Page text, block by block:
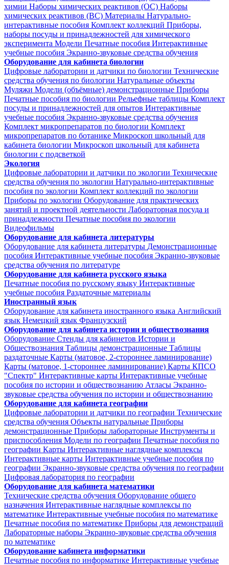
химии Наборы химических реактивов (ОС) Наборы
химических реактивов (ВС) Материалы Натурально-
интерактивные пособия Комплект коллекций Приборы,
наборы посуды и принадлежностей для химического
эксперимента Модели Печатные пособия Интерактивные
учебные пособия Экранно-звуковые средства обучения
Оборудование для кабинета биологии
Цифровые лаборатории и датчики по биологии Технические
средства обучения по биологии Натуральные объекты
Муляжи Модели (объёмные) демонстрационные Приборы
Печатные пособия по биологии Рельефные таблицы Комплект
посуды и принадлежностей для опытов Интерактивные
учебные пособия Экранно-звуковые средства обучения
Комплект микропрепаратов по биологии Комплект
микропрепаратов по ботанике Микроскоп школьный для
кабинета биологии Микроскоп школьный для кабинета
биологии с подсветкой
Экология
Цифровые лаборатории и датчики по экологии Технические
средства обучения по экологии Натурально-интерактивные
пособия по экологии Комплект коллекций по экологии
Приборы по экологии Оборудование для практических
занятий и проектной деятельности Лабораторная посуда и
принадлежности Печатные пособия по экологии
Видеофильмы
Оборудование для кабинета литературы
Оборудование для кабинета литературы Демонстрационные
пособия Интерактивные учебные пособия Экранно-звуковые
средства обучения по литературе
Оборудование для кабинета русского языка
Печатные пособия по русскому языку Интерактивные
учебные пособия Раздаточные материалы
Иностранный язык
Оборудование для кабинета иностранного языка Английский
язык Немецкий язык Французский
Оборудование для кабинета истории и обществознания
Оборудование Стенды для кабинетов Истории и
Обществознания Таблицы демонстрационные Таблицы
раздаточные Карты (матовое, 2-стороннее ламинирование)
Карты (матовое, 1-стороннее ламинирование) Карты КПСО
"Спектр" Интерактивные карты Интерактивные учебные
пособия по истории и обществознанию Атласы Экранно-
звуковые средства обучения по истории и обществознанию
Оборудование для кабинета географии
Цифровые лаборатории и датчики по географии Технические
средства обучения Объекты натуральные Приборы
демонстрационные Приборы лабораторные Инструменты и
приспособления Модели по географии Печатные пособия по
географии Карты Интерактивные наглядные комплексы
Интерактивные карты Интерактивные учебные пособия по
географии Экранно-звуковые средства обучения по географии
Цифровая лаборатория по географии
Оборудование для кабинета математики
Технические средства обучения Оборудование общего
назначения Интерактивные наглядные комплексы по
математике Интерактивные учебные пособия по математике
Печатные пособия по математике Приборы для демонстраций
Лабораторные наборы Экранно-звуковые средства обучения
по математике
Оборудование кабинета информатики
Печатные пособия по информатике Интерактивные учебные